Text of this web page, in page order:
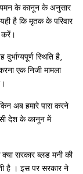
यमन के कानून के अनुसार
है कि मृतक के परिवार
करें।
स्थिति है,
एक निजी मामला
अब हमारे पास करने
देश के कानून में
सरकार ब्लड मनी की
है । इस पर सरकार ने